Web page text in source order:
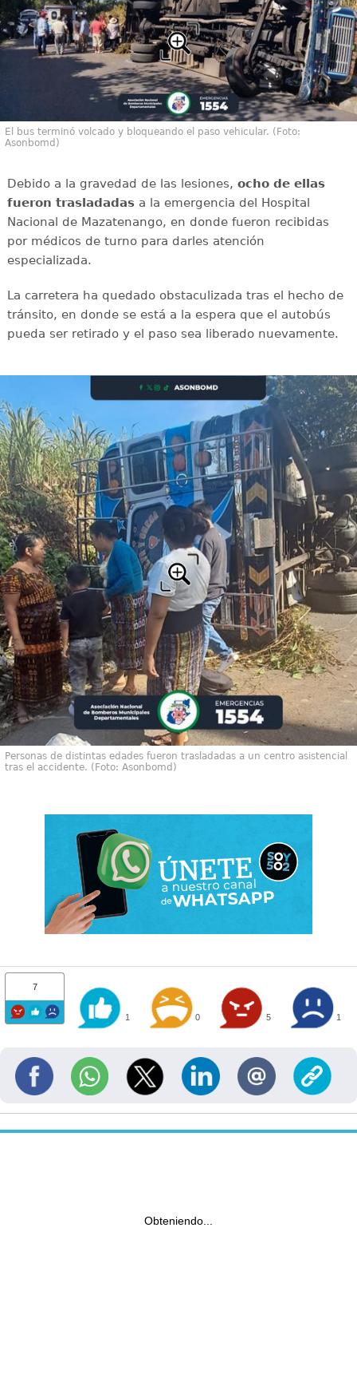
El bus terminó volcado y bloqueando el paso vehicular. (Foto:
Asonbomd)
Debido a la gravedad de las lesiones, ocho de ellas
fueron trasladadasa la emergencia del Hospital
Nacional de Mazatenango, en donde fueron recibidas
por médicos de turno para darles atención
especializada.
La carretera ha quedado obstaculizada tras el hecho de
tránsito, en donde se está a la espera que el autobús
pueda ser retirado y el paso sea liberado nuevamente.
Personas de distintas edades fueron trasladadas a un centro asistencial
tras el accidente. (Foto: Asonbomd)
7
1 0 5 1
Obteniendo...